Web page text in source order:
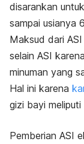
disarankan
sampai usianya
Maksud dari
selain ASI
minuman yang
Hal ini karena
gizi bayi
Pemberian ASI